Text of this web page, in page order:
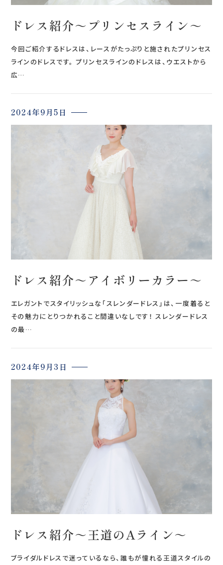
ドレス紹介～プリンセスライン～
今回ご紹介するドレスは、レースがたっぷりと施されたプリンセス
ラインのドレスです。 プリンセスラインのドレスは、ウエストから
広…
2024年9月5日
ドレス紹介～アイボリーカラー～
エレガントでスタイリッシュな「スレンダードレス」は、一度着ると
その魅力にとりつかれること間違いなしです！ スレンダードレス
の最…
2024年9月3日
ドレス紹介～王道のAライン～
ブライダルドレスで迷っているなら、誰もが憧れる王道スタイルの